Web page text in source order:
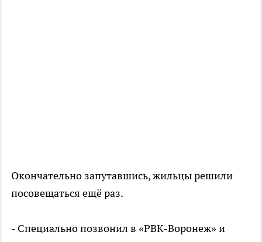
Окончательно запутавшись, жильцы решили
посовещаться ещё раз.
- Специально позвонил в «РВК-Воронеж» и